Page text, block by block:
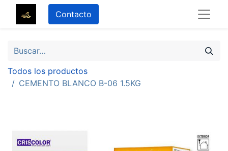
Contacto
Todos los productos
CEMENTO BLANCO B-06 1.5KG